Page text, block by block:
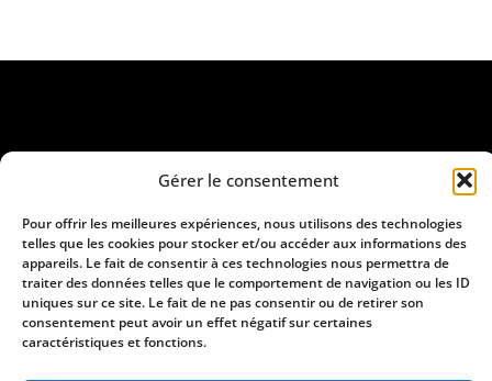
Gérer le consentement
Pour offrir les meilleures expériences, nous utilisons des technologies
telles que les cookies pour stocker et/ou accéder aux informations des
appareils. Le fait de consentir à ces technologies nous permettra de
traiter des données telles que le comportement de navigation ou les ID
uniques sur ce site. Le fait de ne pas consentir ou de retirer son
consentement peut avoir un effet négatif sur certaines
caractéristiques et fonctions.
Lieu-dit Chambert 11240 Lignairolles